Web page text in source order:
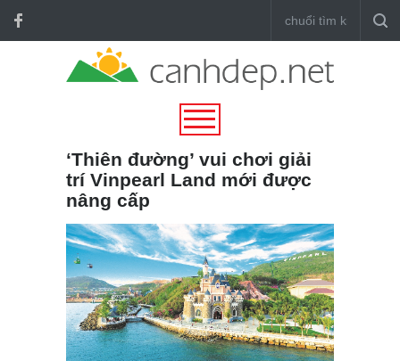
‘Thiên đường’ vui chơi giải
trí Vinpearl Land mới được
nâng cấp